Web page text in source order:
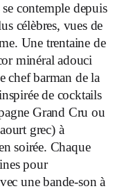
contemple depuis
célèbres, vues de
Une trentaine de
minéral adouci
chef barman de la
de cocktails
Grand Cru ou
grec) à
soirée. Chaque
pour
une bande-son à